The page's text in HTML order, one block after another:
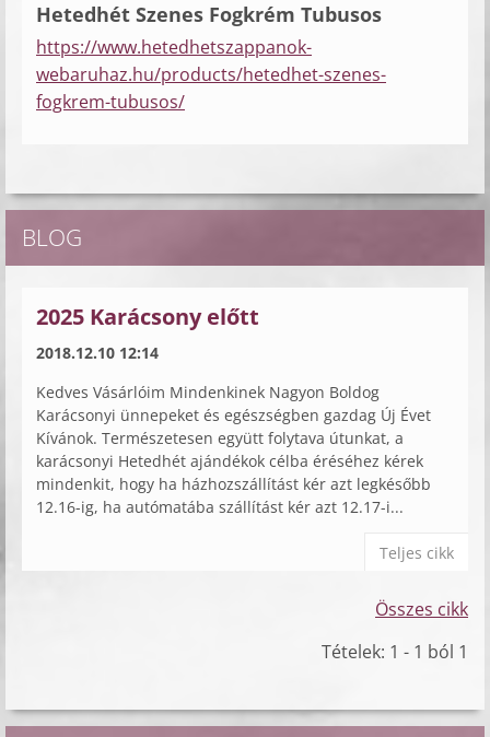
Hetedhét Szenes Fogkrém Tubusos
https://www.hetedhetszappanok-
webaruhaz.hu/products/hetedhet-szenes-
fogkrem-tubusos/
BLOG
2025 Karácsony előtt
2018.12.10 12:14
Kedves Vásárlóim Mindenkinek Nagyon Boldog
Karácsonyi ünnepeket és egészségben gazdag Új Évet
Kívánok. Természetesen együtt folytava útunkat, a
karácsonyi Hetedhét ajándékok célba éréséhez kérek
mindenkit, hogy ha házhozszállítást kér azt legkésőbb
12.16-ig, ha autómatába szállítást kér azt 12.17-i...
Teljes cikk
Összes cikk
Tételek: 1 - 1 ból 1